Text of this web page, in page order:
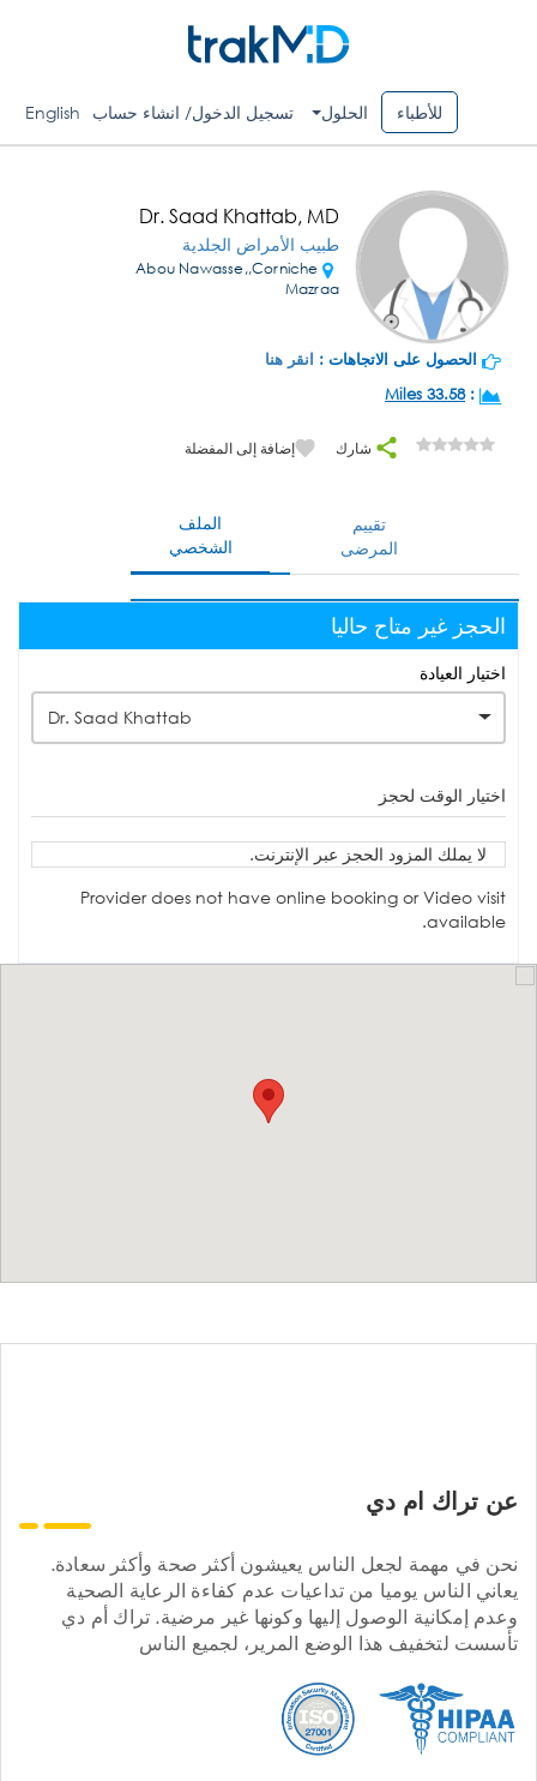
للأطباء الحلول تسجيل الدخول/ انشاء حساب English
Dr. Saad Khattab, MD
طبيب الأمراض الجلدية
Abou Nawasse,,Corniche
Mazraa
الحصول على الاتجاهات : انقر هنا
:
33.58 Miles
شارك إضافة إلى المفضلة
الملف
الشخصي
تقييم
المرضى
الحجز غير متاح حاليا
اختيار العيادة
Dr. Saad Khattab
اختيار الوقت لحجز
لا يملك المزود الحجز عبر الإنترنت.
Provider does not have online booking or Video visit
available.
عن تراك ام دي
نحن في مهمة لجعل الناس يعيشون أكثر صحة وأكثر سعادة.
يعاني الناس يوميا من تداعيات عدم كفاءة الرعاية الصحية
وعدم إمكانية الوصول إليها وكونها غير مرضية. تراك أم دي
تأسست لتخفيف هذا الوضع المرير، لجميع الناس